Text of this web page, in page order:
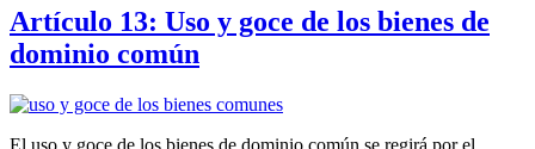
Artículo 13: Uso y goce de los bienes de
dominio común
El uso y goce de los bienes de dominio común se regirá por el